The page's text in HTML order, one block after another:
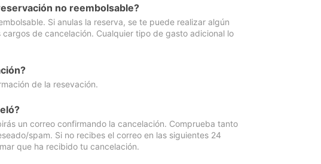
no reembolsable?
Si anulas la reserva, se te puede realizar algún
de cancelación. Cualquier tipo de gasto adicional lo
de la resevación.
un correo confirmando la cancelación. Comprueba tanto
spam. Si no recibes el correo en las siguientes 24
que ha recibido tu cancelación.